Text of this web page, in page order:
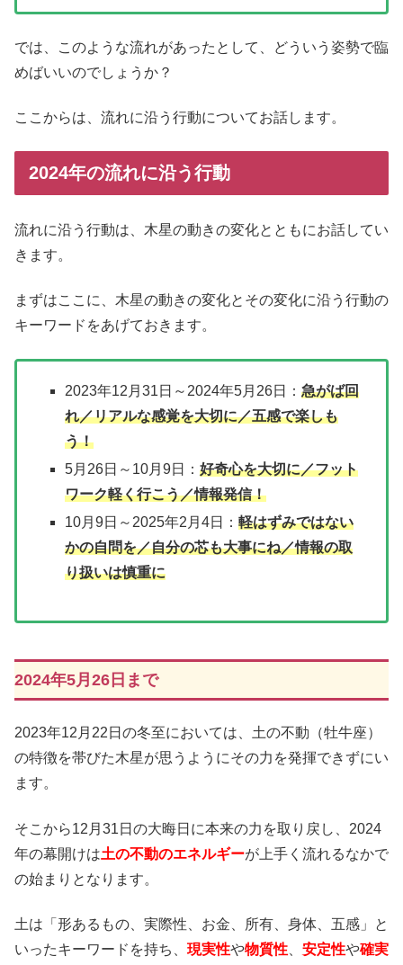
では、このような流れがあったとして、どういう姿勢で臨
めばいいのでしょうか？
ここからは、流れに沿う行動についてお話します。
2024年の流れに沿う行動
流れに沿う行動は、木星の動きの変化とともにお話してい
きます。
まずはここに、木星の動きの変化とその変化に沿う行動の
キーワードをあげておきます。
2023年12月31日～2024年5月26日：急がば回
れ／リアルな感覚を大切に／五感で楽しも
う！
5月26日～10月9日：好奇心を大切に／フット
ワーク軽く行こう／情報発信！
10月9日～2025年2月4日：軽はずみではない
かの自問を／自分の芯も大事にね／情報の取
り扱いは慎重に
2024年5月26日まで
2023年12月22日の冬至においては、土の不動（牡牛座）
の特徴を帯びた木星が思うようにその力を発揮できずにい
ます。
そこから12月31日の大晦日に本来の力を取り戻し、2024
年の幕開けは土の不動のエネルギーが上手く流れるなかで
の始まりとなります。
土は「形あるもの、実際性、お金、所有、身体、五感」と
いったキーワードを持ち、 現実性や物質性 安定性や確実